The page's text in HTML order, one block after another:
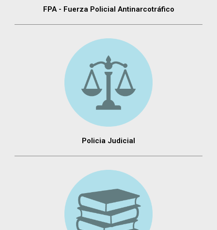
FPA - Fuerza Policial Antinarcotráfico
Policia Judicial